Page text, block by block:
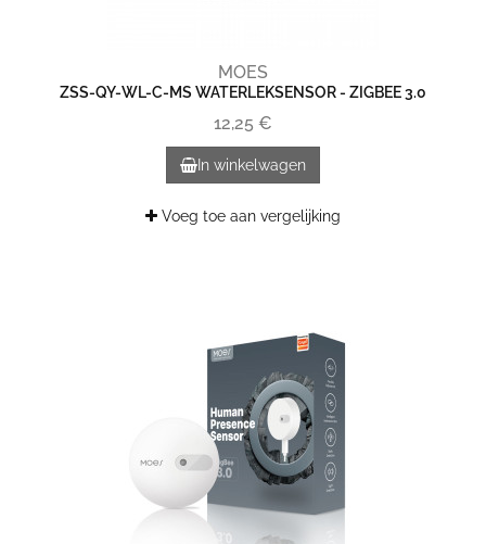
MOES
ZSS-QY-WL-C-MS WATERLEKSENSOR - ZIGBEE 3.0
12,25 €
In winkelwagen
Voeg toe aan vergelijking